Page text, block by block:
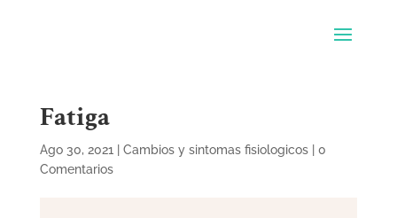
Fatiga
Ago 30, 2021 Cambios y sintomas fisiologicos| 0
Comentarios